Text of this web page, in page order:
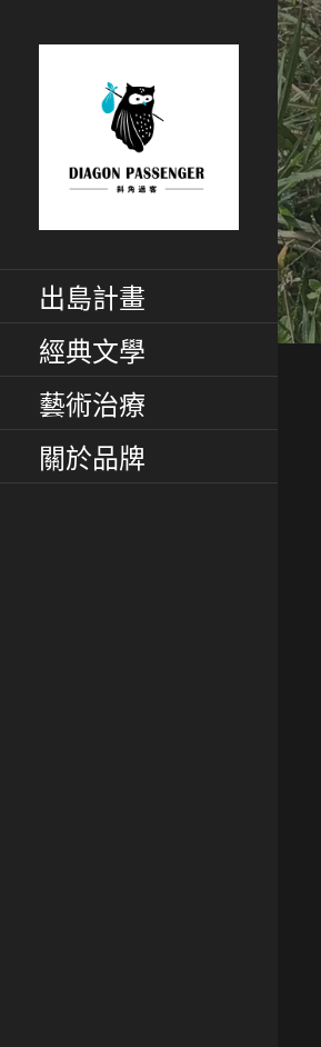
跳
至
主
要
內
容
慢活藝文媒體
出島計畫
經典文學
藝術治療
關於品牌